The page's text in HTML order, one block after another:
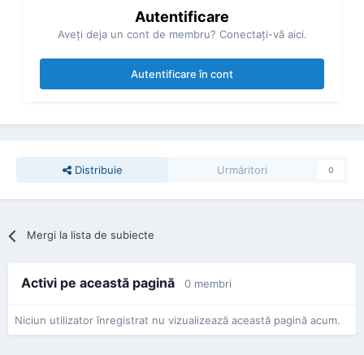
Autentificare
Aveţi deja un cont de membru? Conectaţi-vă aici.
Autentificare în cont
Distribuie Urmăritori 0
Mergi la lista de subiecte
Activi pe această pagină 0 membri
Niciun utilizator înregistrat nu vizualizează această pagină acum.